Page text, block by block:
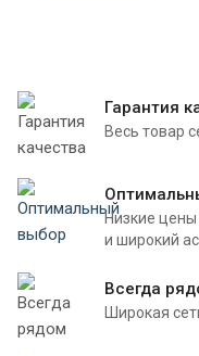
Гарантия
Весь товар
Низкие цены
и широкий
Всегда
Широкая